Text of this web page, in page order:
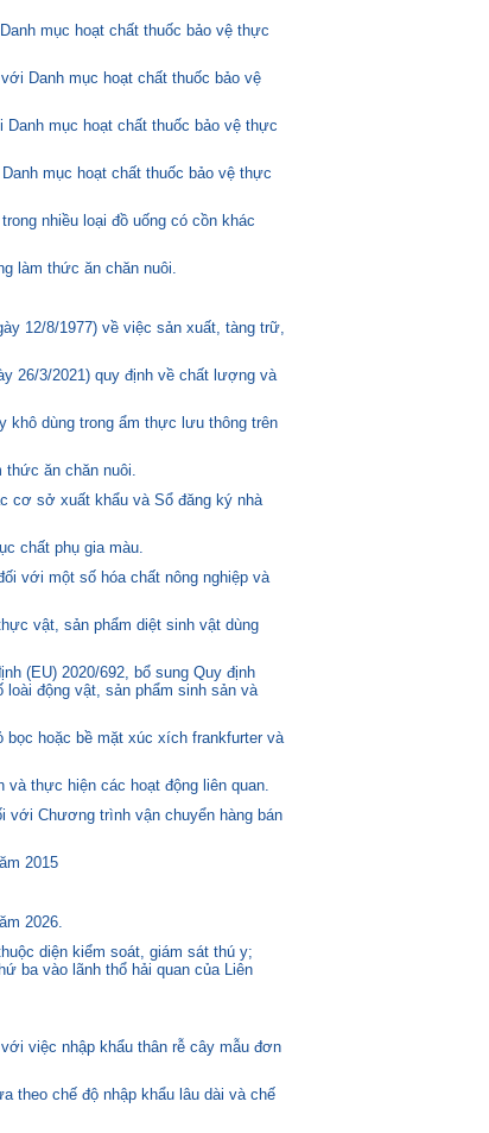
mục hoạt chất thuốc bảo vệ thực
Danh mục hoạt chất thuốc bảo vệ
mục hoạt chất thuốc bảo vệ thực
mục hoạt chất thuốc bảo vệ thực
nhiều loại đồ uống có cồn khác
làm thức ăn chăn nuôi.
12/8/1977) về việc sản xuất, tàng trữ,
26/3/2021) quy định về chất lượng và
khô dùng trong ẩm thực lưu thông trên
thức ăn chăn nuôi.
cơ sở xuất khẩu và Sổ đăng ký nhà
chất phụ gia màu.
với một số hóa chất nông nghiệp và
vật, sản phẩm diệt sinh vật dùng
(EU) 2020/692, bổ sung Quy định
động vật, sản phẩm sinh sản và
bọc hoặc bề mặt xúc xích frankfurter và
và thực hiện các hoạt động liên quan.
với Chương trình vận chuyển hàng bán
2015
2026.
diện kiểm soát, giám sát thú y;
ba vào lãnh thổ hải quan của Liên
việc nhập khẩu thân rễ cây mẫu đơn
theo chế độ nhập khẩu lâu dài và chế